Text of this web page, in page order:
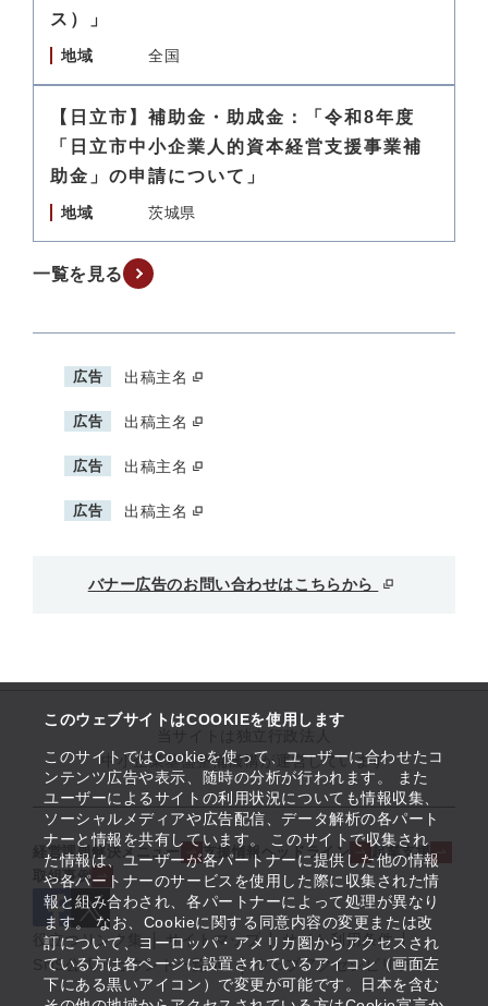
このウェブサイトはCOOKIEを使用します
このサイトではCookieを使って、ユーザーに合わせたコ
ンテンツ広告や表示、随時の分析が行われます。 また
ユーザーによるサイトの利用状況についても情報収集、
ソーシャルメディアや広告配信、データ解析の各パート
ナーと情報を共有しています。 このサイトで収集され
た情報は、ユーザーが各パートナーに提供した他の情報
や各パートナーのサービスを使用した際に収集された情
報と組み合わされ、各パートナーによって処理が異なり
ます。 なお、Cookieに関する同意内容の変更または改
訂について、ヨーロッパ・アメリカ圏からアクセスされ
ている方は各ページに設置されているアイコン（画面左
下にある黒いアイコン）で変更が可能です。日本を含む
ス）」
地域 全国
【日立市】補助金・助成金：「令和8年度
「日立市中小企業人的資本経営支援事業補
助金」の申請について」
地域 茨城県
一覧を見る
広告 出稿主名
広告 出稿主名
広告 出稿主名
広告 出稿主名
バナー広告のお問い合わせはこちらから
中小企業基盤整備機構が運営しています
経営課題解決メニュー 支援情報ヘッドライン
起業支援
取組事例
役立つリンク集 サイトマップ
サイト利用条件
SNS公式アカウント一覧
ウェブアクセシビリティ